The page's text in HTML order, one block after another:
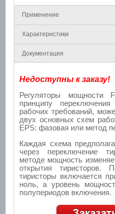
Применение
Характеристики
Документация
Недоступны к заказу!
Регуляторы мощности
принципу
рабочих требований,
двух основных схем
EPS: фазовая или метод
Каждая схема
через переключение
методе мощность
открытия тиристоров.
тиристоры включается
ноль, а уровень
полупериодов включения.